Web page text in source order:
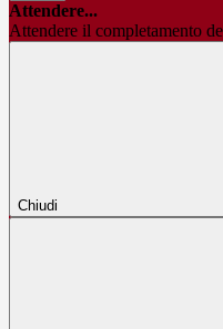
Attendere...
Attendere il completamento
Chiudi